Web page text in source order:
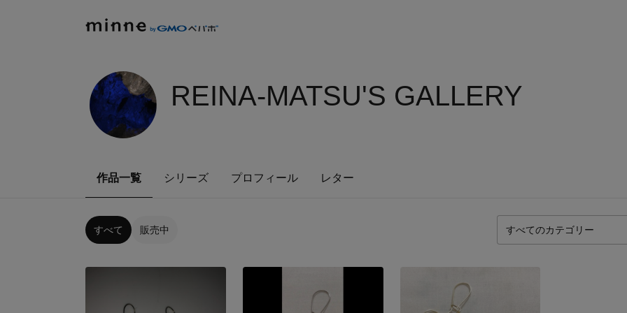
REINA-MATSU'S GALLERY
作品一覧 シリーズ プロフィール レター
すべて 販売中